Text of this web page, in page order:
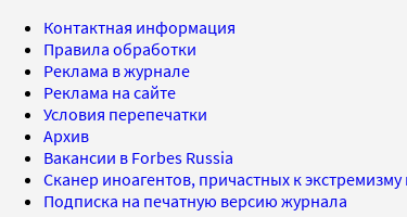
Контактная информация
Правила обработки
Реклама в журнале
Реклама на сайте
Условия перепечатки
Архив
Вакансии в Forbes Russia
Сканер иноагентов, причастных к
Подписка на печатную версию журнала